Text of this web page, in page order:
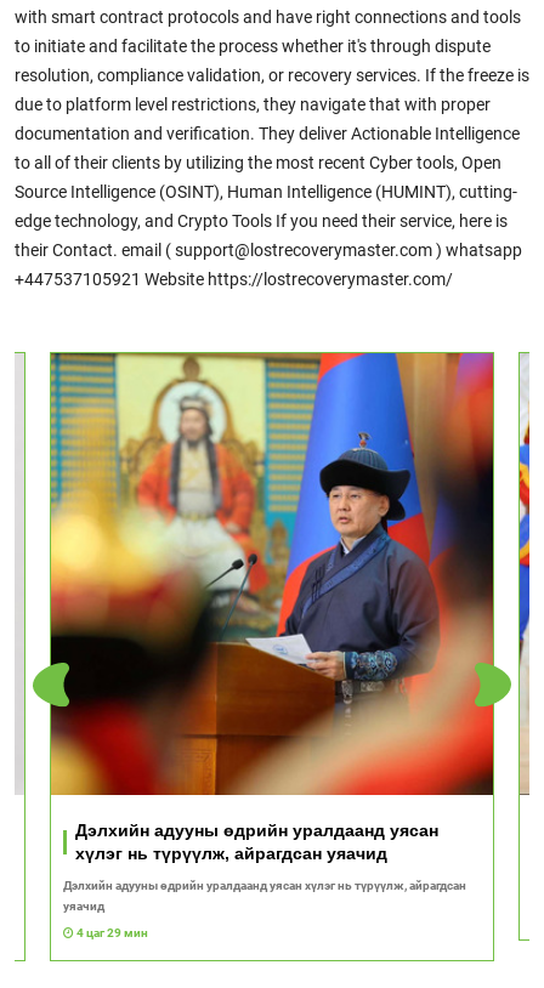
with smart contract protocols and have right connections and tools
to initiate and facilitate the process whether it's through dispute
resolution, compliance validation, or recovery services. If the freeze is
due to platform level restrictions, they navigate that with proper
documentation and verification. They deliver Actionable Intelligence
to all of their clients by utilizing the most recent Cyber tools, Open
Source Intelligence (OSINT), Human Intelligence (HUMINT), cutting-
edge technology, and Crypto Tools If you need their service, here is
their Contact. email ( support@lostrecoverymaster.com ) whatsapp
+447537105921 Website https://lostrecoverymaster.com/
Дэлхийн адууны өдрийн уралдаанд уясан
хүлэг нь түрүүлж, айрагдсан уяачид
Дэлхийн адууны өдрийн уралдаанд уясан хүлэг нь түрүүлж, айрагдсан
уяачид
4 цаг 29 мин